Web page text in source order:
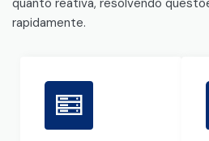
rapidamente.